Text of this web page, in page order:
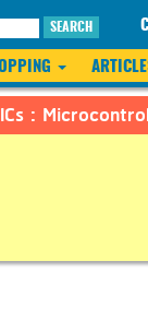
SEARCH
: